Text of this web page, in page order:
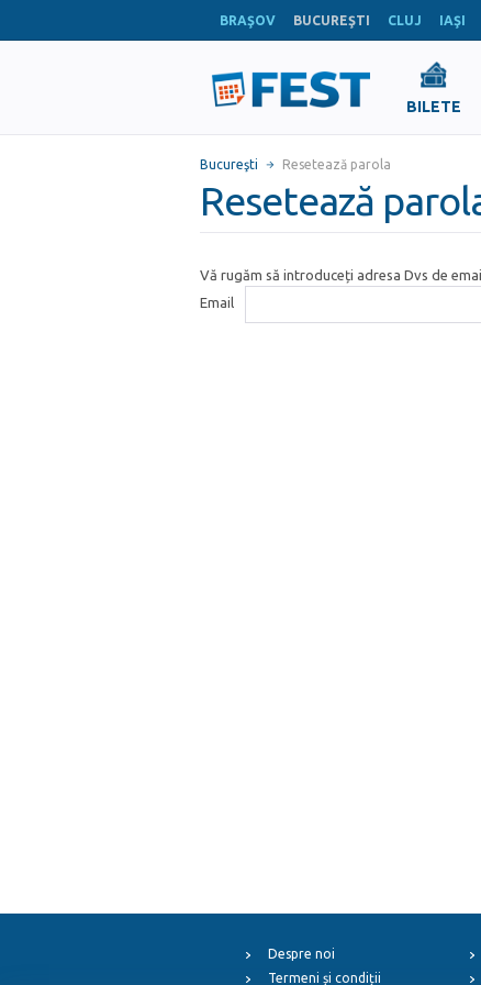
BRAŞOV BUCUREŞTI CLUJ IAŞI
BILETE
Bucureşti Resetează parola
Resetează
Vă rugăm să introduceți adresa Dvs de
Email
Despre noi
Termeni și condiții